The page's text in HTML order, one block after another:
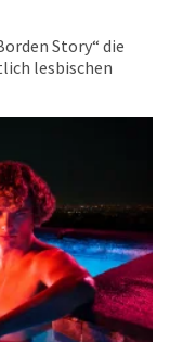
Story“ die
lesbischen